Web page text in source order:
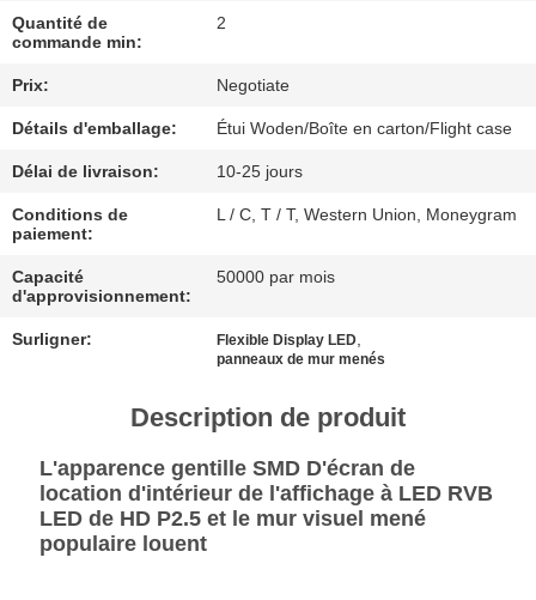
NOUS
NOUVELLES
CAS
DISCUTER
MAINTENANT
BAIDU
DU
SITE
Quantité de
commande min:
2
Prix: Negotiate
Détails d'emballage: Étui Woden/Boîte en carton/Flight case
Délai de livraison: 10-25 jours
Conditions de
paiement:
L / C, T / T, Western Union, Moneygram
Capacité
d'approvisionnement:
50000 par mois
Surligner: Flexible Display LED
panneaux de mur menés
Description de produit
L'apparence gentille SMD D'écran de
location d'intérieur de l'affichage à LED RVB
LED de HD P2.5 et le mur visuel mené
populaire louent